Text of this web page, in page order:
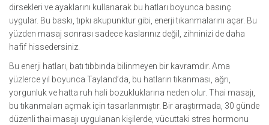
dirsekleri ve ayaklarını kullanarak bu hatları boyunca basınç
uygular. Bu baskı, tıpkı akupunktur gibi, enerji tıkanmalarını açar. Bu
yüzden masaj sonrası sadece kaslarınız değil, zihninizi de daha
hafif hissedersiniz.
Bu enerji hatları, batı tıbbında bilinmeyen bir kavramdır. Ama
yüzlerce yıl boyunca Tayland’da, bu hatların tıkanması, ağrı,
yorgunluk ve hatta ruh hali bozukluklarına neden olur. Thai masajı,
bu tıkanmaları açmak için tasarlanmıştır. Bir araştırmada, 30 günde
düzenli thai masajı uygulanan kişilerde, vücuttaki stres hormonu